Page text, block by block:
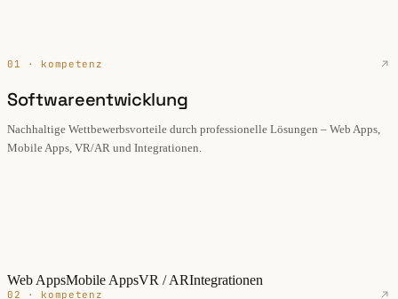
01 · kompetenz
Softwareentwicklung
Nachhaltige Wettbewerbsvorteile durch professionelle Lösungen – Web Apps,
Mobile Apps, VR/AR und Integrationen.
Web AppsMobile AppsVR / ARIntegrationen
02 · kompetenz